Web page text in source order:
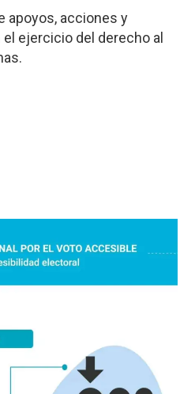
apoyos, acciones y
ejercicio del derecho al